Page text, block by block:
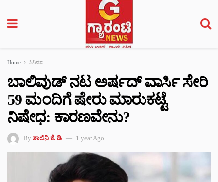
Home ಸಿನಿಮಾ
ಬಾಲಿವುಡ್‌ ನಟ ಅರ್ಷದ್‌ ವಾರ್ಸಿ ಸೇರಿ
59 ಮಂದಿಗೆ ಷೇರು ಮಾರುಕಟ್ಟೆ
ನಿಷೇಧ: ಕಾರಣವೇನು?
By ಶಾಲಿನಿ ಕೆ. ಡಿ 1 year Ago